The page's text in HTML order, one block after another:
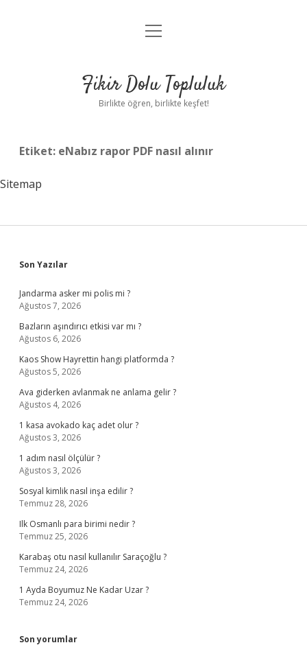
Anasayfa
Yasal Uyarı
menüyü
Fikir Dolu Topluluk
Birlikte öğren, birlikte keşfet!
Etiket: eNabız rapor PDF nasıl alınır
Sitemap
Sidebar
Son Yazılar
Jandarma asker mi polis mi ?
Ağustos 7, 2026
Bazların aşındırıcı etkisi var mı ?
Ağustos 6, 2026
Kaos Show Hayrettin hangi platformda ?
Ağustos 5, 2026
Ava giderken avlanmak ne anlama gelir ?
Ağustos 4, 2026
1 kasa avokado kaç adet olur ?
Ağustos 3, 2026
1 adım nasıl ölçülür ?
Ağustos 3, 2026
Sosyal kimlik nasıl inşa edilir ?
Temmuz 28, 2026
Ilk Osmanlı para birimi nedir ?
Temmuz 25, 2026
Karabaş otu nasıl kullanılır Saraçoğlu ?
Temmuz 24, 2026
1 Ayda Boyumuz Ne Kadar Uzar ?
Temmuz 24, 2026
Son yorumlar